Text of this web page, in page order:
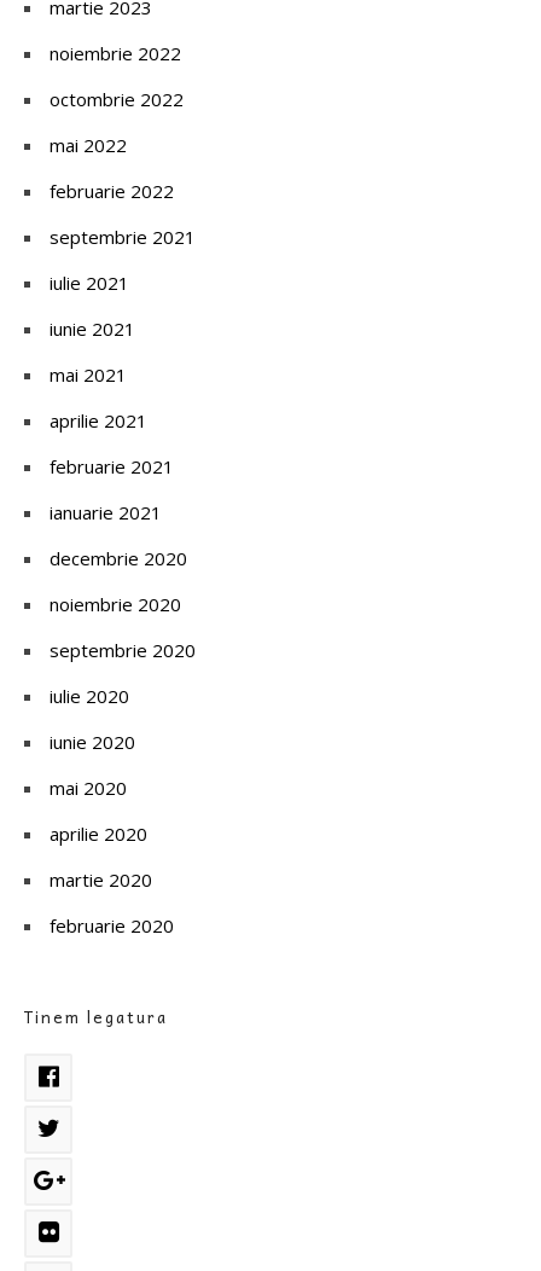
martie 2023
noiembrie 2022
octombrie 2022
mai 2022
februarie 2022
septembrie 2021
iulie 2021
iunie 2021
mai 2021
aprilie 2021
februarie 2021
ianuarie 2021
decembrie 2020
noiembrie 2020
septembrie 2020
iulie 2020
iunie 2020
mai 2020
aprilie 2020
martie 2020
februarie 2020
Tinem legatura